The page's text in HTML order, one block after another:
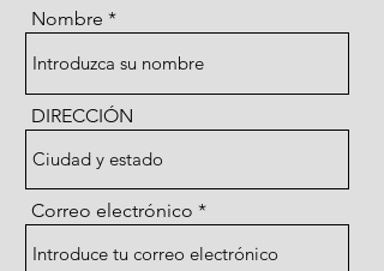
Nombre
DIRECCIÓN
Correo electrónico